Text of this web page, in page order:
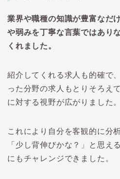
業界や職種の知識が豊富なだ
や弱みを丁寧な言葉ではあり
くれました。
紹介してくれる求人も的確で
った分野の求人もとりそろえ
に対する視野が広がりました。
これにより自分を客観的に分
「少し背伸びかな？」と思え
にもチャレンジできました。